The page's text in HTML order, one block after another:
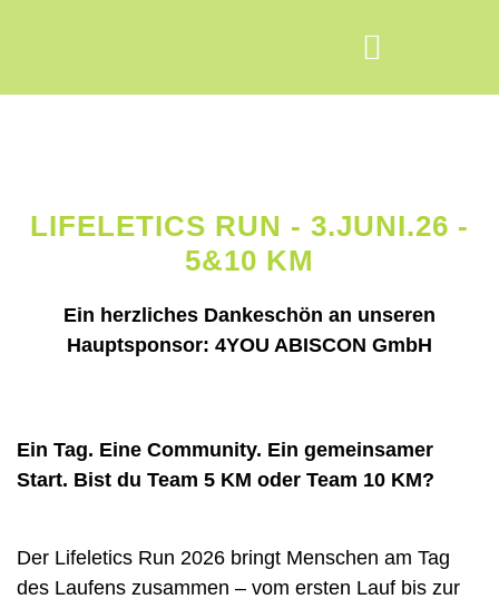
LIFELETICS RUN - 3.JUNI.26 -
5&10 KM
Ein herzliches Dankeschön an unseren
Hauptsponsor: 4YOU ABISCON GmbH
Ein Tag. Eine Community. Ein gemeinsamer
Start. Bist du Team 5 KM oder Team 10 KM?
Der Lifeletics Run 2026 bringt Menschen am Tag
des Laufens zusammen – vom ersten Lauf bis zur